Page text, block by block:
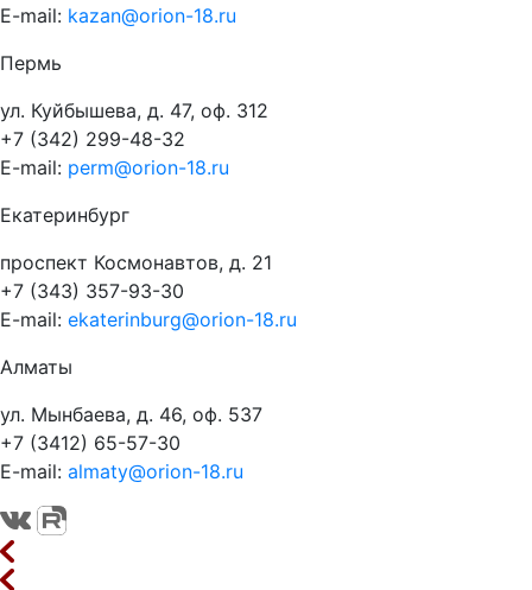
E-mail: kazan@orion-18.ru
Пермь
ул. Куйбышева, д. 47, оф. 312
+7 (342) 299-48-32
E-mail: perm@orion-18.ru
Екатеринбург
проспект Космонавтов, д. 21
+7 (343) 357-93-30
E-mail: ekaterinburg@orion-18.ru
Алматы
ул. Мынбаева, д. 46, оф. 537
+7 (3412) 65-57-30
E-mail: almaty@orion-18.ru